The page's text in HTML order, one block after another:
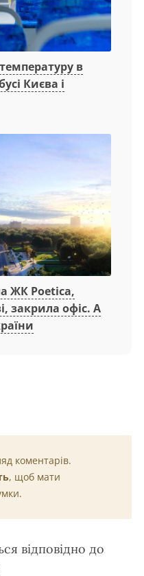
в
Києва і
ЖК Poetica,
закрила офіс. А
коментарів.
, щоб мати
відповідно до